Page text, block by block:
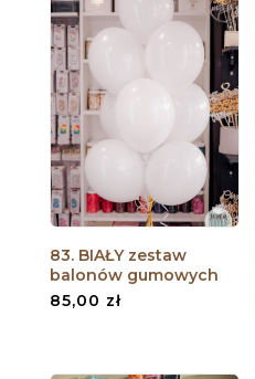
83. BIAŁY zestaw
balonów gumowych
85,00 zł